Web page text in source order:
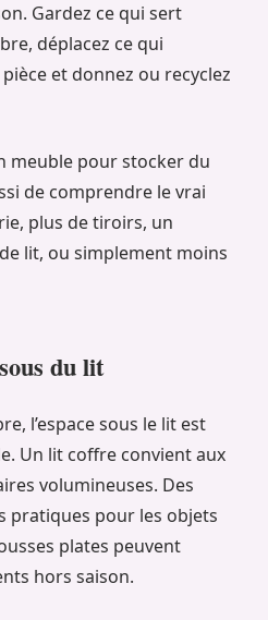
Gardez ce qui sert
déplacez ce qui
et donnez ou recyclez
meuble pour stocker du
de comprendre le vrai
plus de tiroirs, un
lit, ou simplement moins
du lit
l’espace sous le lit est
Un lit coffre convient aux
volumineuses. Des
pratiques pour les objets
plates peuvent
hors saison.